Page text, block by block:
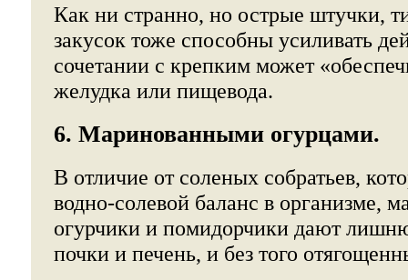
Как ни странно, но острые штучки,
закусок тоже способны усиливать
сочетании с крепким может
желудка или пищевода.
6. Маринованными огурцами.
В отличие от соленых собратьев,
водно-солевой баланс в организме,
огурчики и помидорчики дают
почки и печень, и без того